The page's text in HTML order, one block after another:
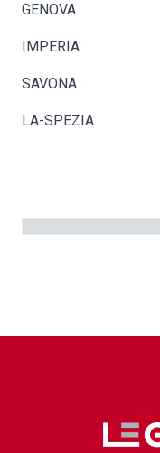
GENOVA
IMPERIA
SAVONA
LA-SPEZIA